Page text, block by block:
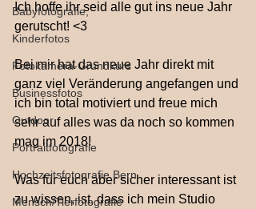
Babyfotografie,
Kinderfotos
Fotokamera-Grundkurs
Businessfotos
Outdoor
Portraitfotografie
Hochzeitsfotografie Bern
Mensch/Tierfotografie
Ich hoffe ihr seid alle gut ins neue Jahr
gerutscht! <3
Bei mir hat das neue Jahr direkt mit
ganz viel Veränderung angefangen und
ich bin total motiviert und freue mich
sehr auf alles was da noch so kommen
mag im 2018!
Was für euch aber sicher interessant ist
zu wissen, ist, dass ich mein Studio